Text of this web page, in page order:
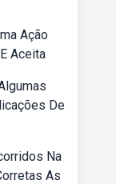
Ação
Aceita
De
Na
As